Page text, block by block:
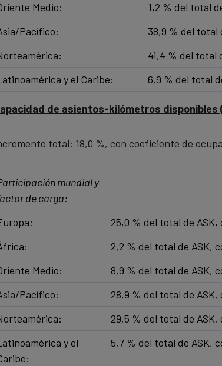
Medio:​
1,2 % del total
Pacífico:
38,9 % del total
41,4 % del total
y el Caribe:​
6,9 % del total
de asientos-kilómetros disponibles
total: 18,0 %, con coeficiente de
mundial y
de carga:
25,0 % del total de
2,2 % del total de ASK,
Medio:
8,9 % del total de ASK,
Pacífico:
28,9 % del total de
29,5 % del total de
y el
5,7 % del total de ASK,